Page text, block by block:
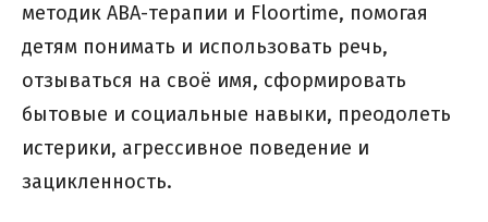
методик АВА-терапии и Floortime, помогая
детям понимать и использовать речь,
отзываться на своё имя, сформировать
бытовые и социальные навыки, преодолеть
истерики, агрессивное поведение и
зацикленность.